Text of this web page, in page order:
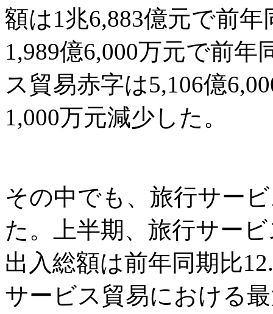
額は1兆6,883億元で前
1,989億6,000万元で前
ス貿易赤字は5,106億
1,000万元減少した。
その中でも、旅行サー
た。上半期、旅行サー
出入総額は前年同期比
サービス貿易における